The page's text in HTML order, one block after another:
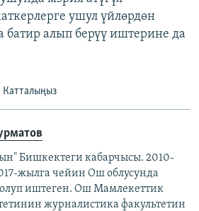
ушул үйлөрдөн
батир алып берүү иштерине да
Катталыңыз
Бишкектеги кабарчысы. 2010-
жылга чейин Ош облусунда
иштеген. Ош Мамлекеттик
журналистика факультетин